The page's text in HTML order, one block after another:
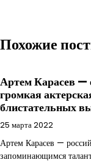
Похожие
Артем Карасев —
громкая
блистательных
25 марта 2022
Артем Карасев —
запоминающимся